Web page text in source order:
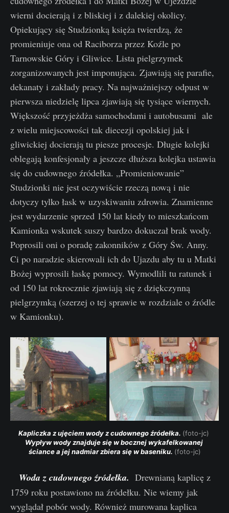
wierni docierają i z bliskiej i z dalekiej okolicy.
Opiekujący się Studzionką księża twierdzą, że
promieniuje ona od Raciborza przez Koźle po
Tarnowskie Góry i Gliwice. Lista pielgrzymek
zorganizowanych jest imponująca. Zjawiają się parafie,
dekanaty i zakłady pracy. Na najważniejszy odpust w
pierwsza niedzielę lipca zjawiają się tysiące wiernych.
Większość przyjeżdża samochodami i autobusami ale
z wielu miejscowości tak diecezji opolskiej jak i
gliwickiej docierają tu piesze procesje. Długie kolejki
oblegają konfesjonały a jeszcze dłuższa kolejka ustawia
się do cudownego źródełka. „Promieniowanie”
Studzionki nie jest oczywiście rzeczą nową i nie
dotyczy tylko łask w uzyskiwaniu zdrowia. Znamienne
jest wydarzenie sprzed 150 lat kiedy to mieszkańcom
Kamionka wskutek suszy bardzo dokuczał brak wody.
Poprosili oni o poradę zakonników z Góry Św. Anny.
Ci po naradzie skierowali ich do Ujazdu aby tu u Matki
Bożej wyprosili łaskę pomocy. Wymodlili tu ratunek i
od 150 lat rokrocznie zjawiają się z dziękczynną
pielgrzymką (szerzej o tej sprawie w rozdziale o źródle
w Kamionku).
Kapliczka z ujęciem wody z cudownego źródełka. (foto-jc)
Wypływ wody znajduje się w bocznej wykafelkowanej
ściance a jej nadmiar zbiera się w baseniku. (foto-jc)
Woda z cudownego źródełka. Drewnianą kaplicę z
1759 roku postawiono na źródełku. Nie wiemy jak
wyglądał pobór wody. Również murowana kaplica